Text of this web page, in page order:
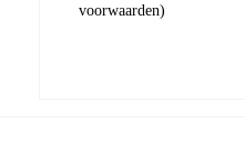
voorwaarden)